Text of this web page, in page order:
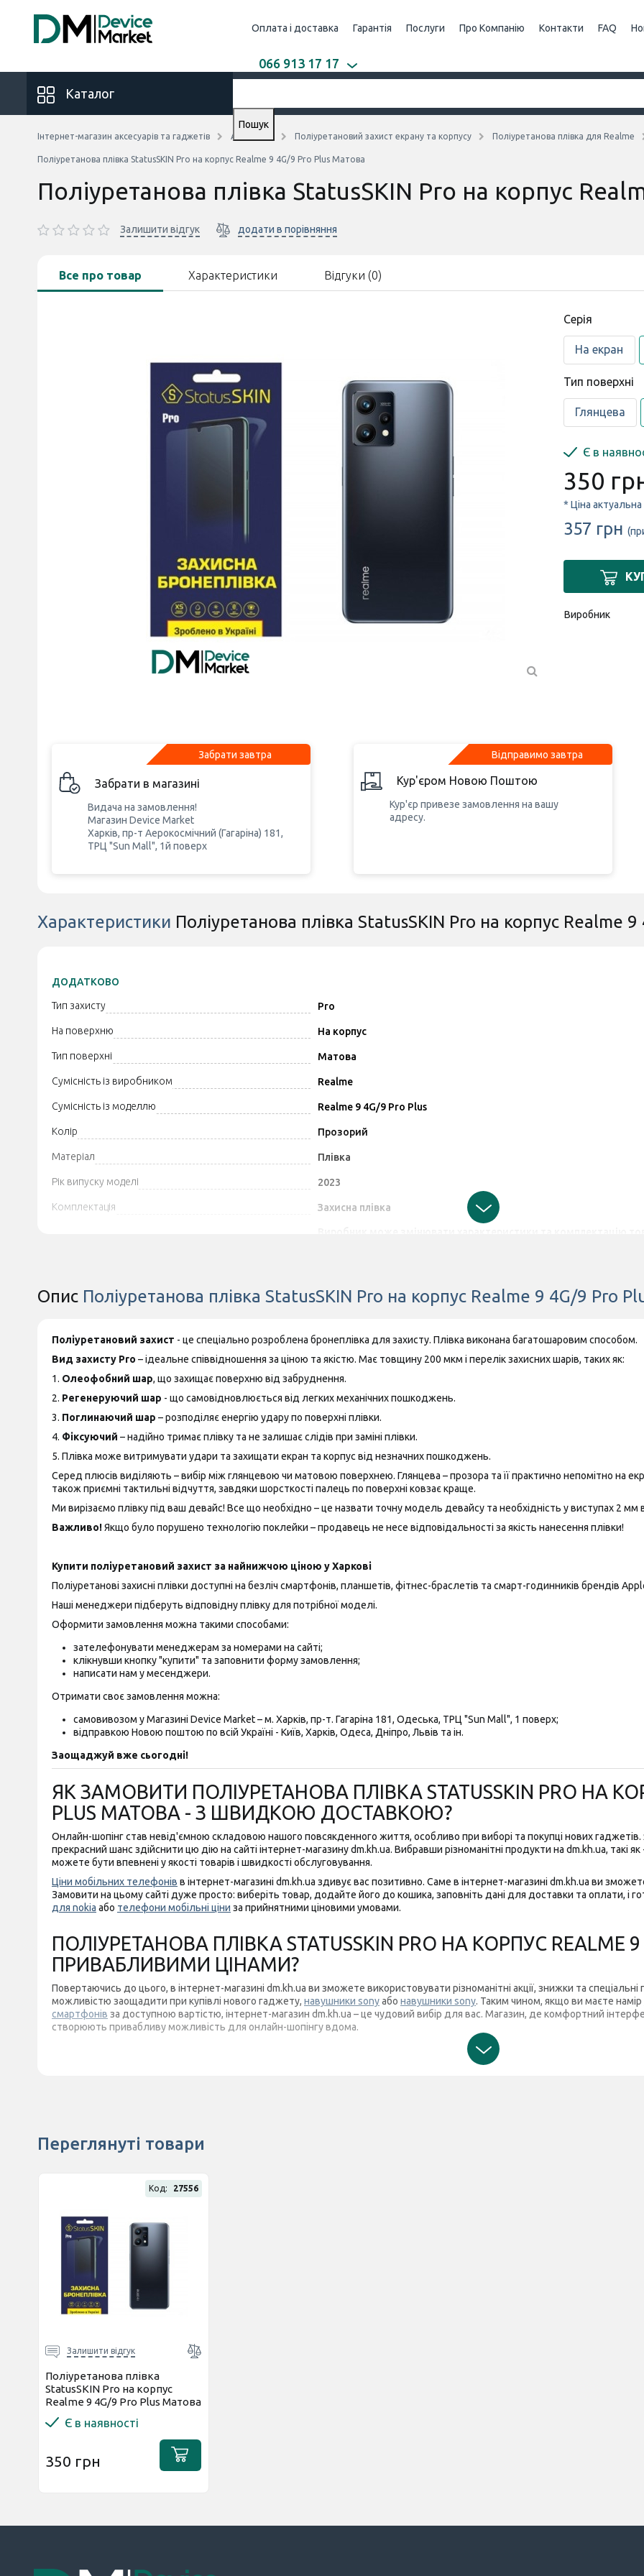
Оплата і доставка Гарантія Послуги Про Компанію Контакти FAQ
066 913 17 17
Каталог
Пошук
Інтернет-магазин аксесуарів та гаджетів Аксесуари Поліуретановий захист екрану та корпусу Поліуретанова плівка для Realme
Поліуретанова плівка StatusSKIN Pro на корпус Realme 9 4G/9 Pro Plus Матова
Поліуретанова плівка StatusSKIN Pro на корпус
Залишити відгук додати в порівняння
Все про товар Характеристики Відгуки (0)
Серія
На екран
Тип поверхні
Глянцева
Є в
350
* Ціна
357 грн
Виробник
Забрати завтра
Забрати в магазині
Видача на замовлення!
Магазин Device Market
Харків, пр-т Аерокосмічний (Гагаріна) 181,
ТРЦ "Sun Mall", 1й поверх
Відправимо завтра
Кур'єром Новою Поштою
Кур'єр привезе замовлення на вашу
адресу.
Характеристики Поліуретанова плівка StatusSKIN Pro на корпус Realme
ДОДАТКОВО
Тип захисту Pro
На поверхню На корпус
Тип поверхні Матова
Сумісність із виробником Realme
Сумісність із моделлю Realme 9 4G/9 Pro Plus
Колір Прозорий
Матеріал Плівка
Рік випуску моделі 2023
Комплектація Захисна плівка
Опис Поліуретанова плівка StatusSKIN Pro на корпус Realme 9 4G/9 Pro
Поліуретановий захист - це спеціально розроблена бронеплівка для захисту. Плівка виконана багатошаровим способом.
Вид захисту Pro – ідеальне співвідношення за ціною та якістю. Має товщину 200 мкм і перелік захисних шарів, таких як:
1. Олеофобний шар, що захищає поверхню від забруднення.
2. Регенеруючий шар - що самовідновлюється від легких механічних пошкоджень.
3. Поглинаючий шар – розподіляє енергію удару по поверхні плівки.
4. Фіксуючий – надійно тримає плівку та не залишає слідів при заміні плівки.
5. Плівка може витримувати удари та захищати екран та корпус від незначних пошкоджень.
Серед плюсів виділяють – вибір між глянцевою чи матовою поверхнею. Глянцева – прозора та її практично непомітно на
також приємні тактильні відчуття, завдяки шорсткості палець по поверхні ковзає краще.
Ми вирізаємо плівку під ваш девайс! Все що необхідно – це назвати точну модель девайсу та необхідність у виступах 2 мм
Важливо!Якщо було порушено технологію поклейки – продавець не несе відповідальності за якість нанесення плівки!
Купити поліуретановий захист за найнижчою ціною у Харкові
Поліуретанові захисні плівки доступні на безліч смартфонів, планшетів, фітнес-браслетів та смарт-годинників брендів
Наші менеджери підберуть відповідну плівку для потрібної моделі.
Оформити замовлення можна такими способами:
зателефонувати менеджерам за номерами на сайті;
клікнувши кнопку "купити" та заповнити форму замовлення;
написати нам у месенджери.
Отримати своє замовлення можна:
самовивозом у Магазині Device Market – м. Харків, пр-т. Гагаріна 181, Одеська, ТРЦ "Sun Mall", 1 поверх;
відправкою Новою поштою по всій Україні - Київ, Харків, Одеса, Дніпро, Львів та ін.
Заощаджуй вже сьогодні!
ЯК ЗАМОВИТИ ПОЛІУРЕТАНОВА ПЛІВКА STATUSSKIN PRO НА
PLUS МАТОВА - З ШВИДКОЮ ДОСТАВКОЮ?
Онлайн-шопінг став невід'ємною складовою нашого повсякденного життя, особливо при виборі та покупці нових
прекрасний шанс здійснити цю дію на сайті інтернет-магазину dm.kh.ua. Вибравши різноманітні продукти на dm.kh.ua, такі як
можете бути впевнені у якості товарів і швидкості обслуговування.
Ціни мобільних телефонів в інтернет-магазині dm.kh.ua здивує вас позитивно. Саме в інтернет-магазині dm.kh.ua ви
Замовити на цьому сайті дуже просто: виберіть товар, додайте його до кошика, заповніть дані для доставки та оплати, і
для nokia або телефони мобільні ціни за прийнятними ціновими умовами.
ПОЛІУРЕТАНОВА ПЛІВКА STATUSSKIN PRO НА КОРПУС REALME
ПРИВАБЛИВИМИ ЦІНАМИ?
Повертаючись до цього, в інтернет-магазині dm.kh.ua ви зможете використовувати різноманітні акції, знижки та спеціальні
можливістю заощадити при купівлі нового гаджету, навушники sonyабо навушники sony. Таким чином, якщо ви маєте намір
смартфонів за доступною вартістю, інтернет-магазин dm.kh.ua – це чудовий вибір для вас. Магазин, де комфортний
створюють привабливу можливість для онлайн-шопінгу вдома.
Переглянуті товари
Код: 27556
Залишити відгук
Поліуретанова плівка
StatusSKIN Pro на корпус
Realme 9 4G/9 Pro Plus Матова
Є в наявності
350 грн